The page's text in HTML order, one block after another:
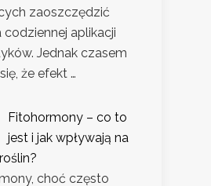
zaoszczędzić
codziennej aplikacji
Jednak czasem
że efekt …
Fitohormony – co to
jest i jak wpływają na
choć często